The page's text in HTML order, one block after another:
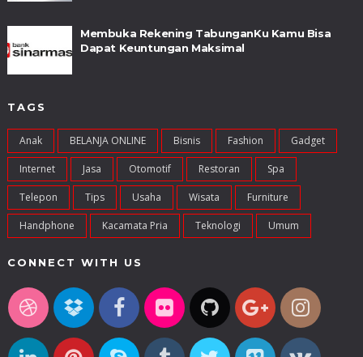
Membuka Rekening TabunganKu Kamu Bisa
Dapat Keuntungan Maksimal
TAGS
Anak BELANJA ONLINE Bisnis Fashion Gadget
Internet Jasa Otomotif Restoran Spa
Telepon Tips Usaha Wisata Furniture
Handphone Kacamata Pria Teknologi Umum
CONNECT WITH US